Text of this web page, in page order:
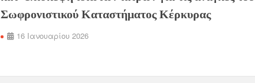
Σωφρονιστικού Καταστήματος Κέρκυρας
16 Ιανουαρίου 2026